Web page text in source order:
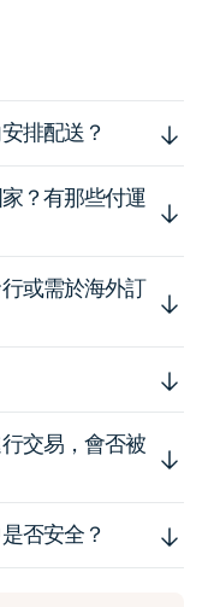
排配送？
？有那些付運
或需於海外訂
交易，會否被
否安全？